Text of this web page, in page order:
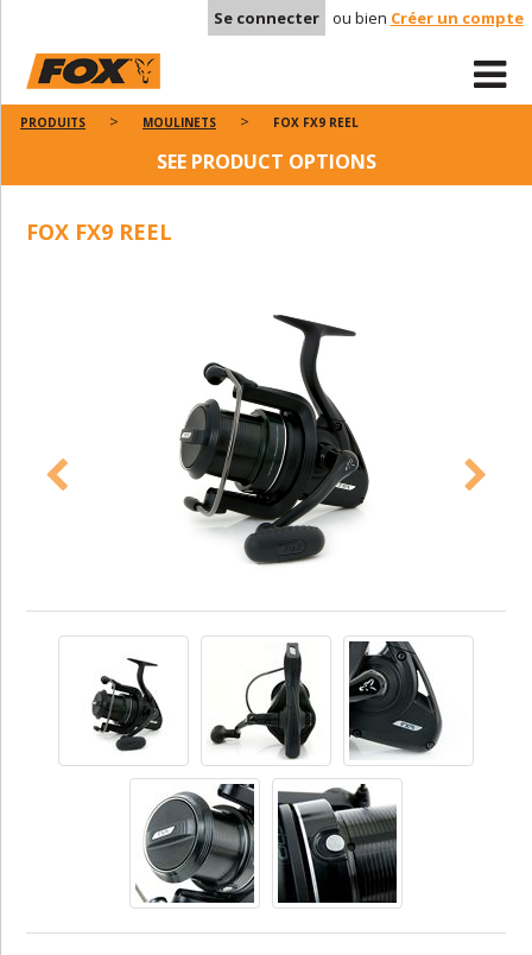
Se connecter ou bien Créer un compte
PRODUITS MOULINETS FOX FX9 REEL
SEE PRODUCT OPTIONS
FOX FX9 REEL